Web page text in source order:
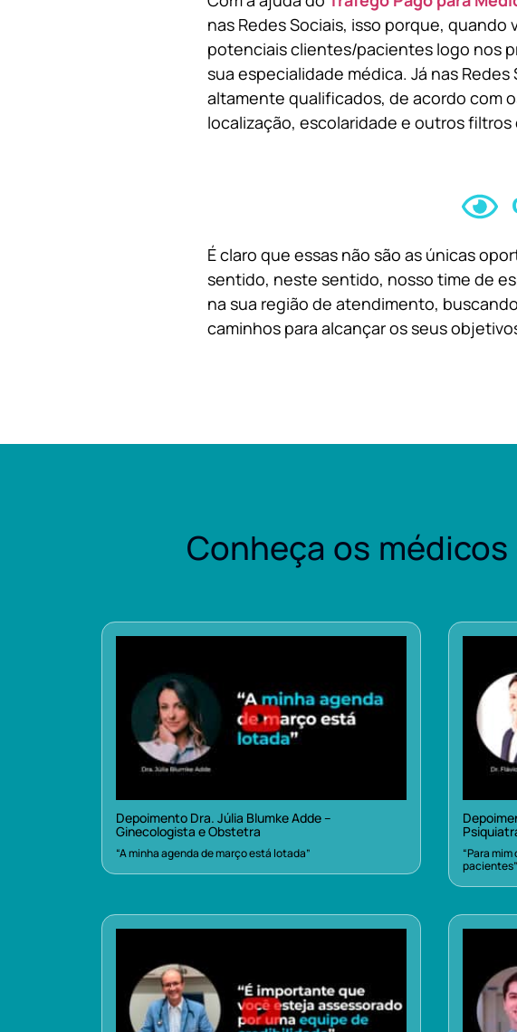
nas Redes Sociais, isso porque,
potenciais clientes/pacientes logo nos
sua especialidade médica. Já nas
altamente qualificados, de acordo com
localização, escolaridade e outros
É claro que essas não são as únicas
sentido, neste sentido, nosso time de
na sua região de atendimento,
caminhos para alcançar os seus
Conheça os
Depoimento Dra. Júlia Blumke Adde –
Ginecologista e Obstetra
“A minha agenda de março está lotada”
“Para
pacientes”